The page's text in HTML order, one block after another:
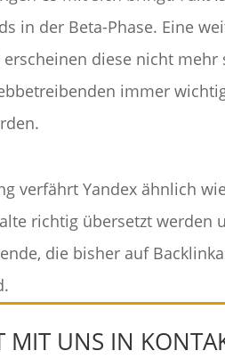
in der Beta-Phase. Eine
erscheinen diese nicht
immer
verfährt Yandex ähnlich
richtig übersetzt werden
die bisher auf
MIT UNS IN